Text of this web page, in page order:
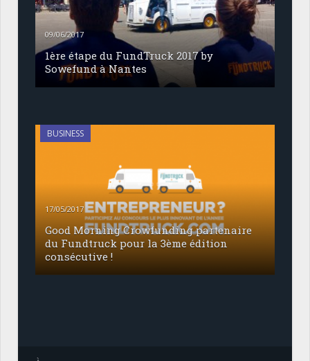
09/06/2017
1ère étape du FundTruck 2017 by
Sowefund à Nantes
BUSINESS
17/05/2017
Good Morning Crowfunding partenaire
du Fundtruck pour la 3ème édition
consécutive !